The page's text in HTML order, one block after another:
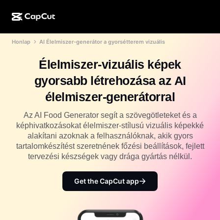
CapCut Pad
CapCut Mobile
Dreamina AI
Pippit AI
MI-alkotás
MI-dizájn
Videóstúdió
MI-videógenerátor
MI-képgenerátor
MI-képminőség-javító
Dreamina Seedance 2.5
Nano Banana Pro
Funkciók
MI-eszközök
Videószerkesztő és -generátor
Képszerkesztő és -generátor
Beszédhang-generátor és -szerkesztő
Több
Felhasználási területek
Ünnepi sablonok
Naptársablonok
Évfordulós sablonok
Névjegy
Közösség
Kezdeményezések
Partnerek
Úttörőprogram
CapCut kreatív campus
Honlap AI Élelmiszer-generátor a gyorsétterem vizuális
Élelmiszer-vizuális képek
gyorsabb létrehozása az AI
élelmiszer-generátorral
Az AI Food Generator segít a szövegötleteket és a
képhivatkozásokat élelmiszer-stílusú vizuális képekké
alakítani azoknak a felhasználóknak, akik gyors
tartalomkészítést szeretnének főzési beállítások, fejlett
tervezési készségek vagy drága gyártás nélkül.
Get the CapCut app